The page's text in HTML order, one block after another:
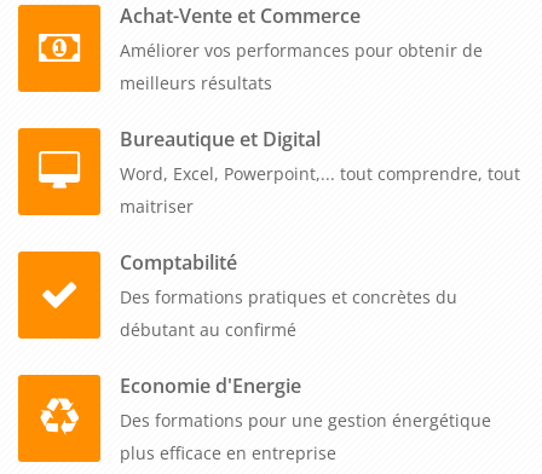
Achat-Vente et Commerce
Améliorer vos performances pour obtenir de
meilleurs résultats
Bureautique et Digital
Word, Excel, Powerpoint,... tout comprendre, tout
maitriser
Comptabilité
Des formations pratiques et concrètes du
débutant au confirmé
Economie d'Energie
Des formations pour une gestion énergétique
plus efficace en entreprise